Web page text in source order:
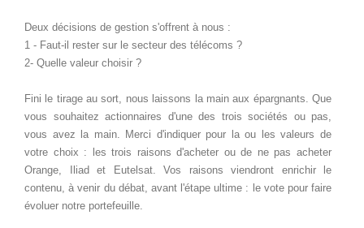
Deux décisions de gestion s'offrent à nous :
1 - Faut-il rester sur le secteur des télécoms ?
2- Quelle valeur choisir ?
Fini le tirage au sort, nous laissons la main aux épargnants. Que
vous souhaitez actionnaires d'une des trois sociétés ou pas,
vous avez la main. Merci d'indiquer pour la ou les valeurs de
votre choix : les trois raisons d'acheter ou de ne pas acheter
Orange, Iliad et Eutelsat. Vos raisons viendront enrichir le
contenu, à venir du débat, avant l'étape ultime : le vote pour faire
évoluer notre portefeuille.